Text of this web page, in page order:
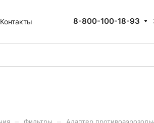
Контакты 8-800-100-18-93